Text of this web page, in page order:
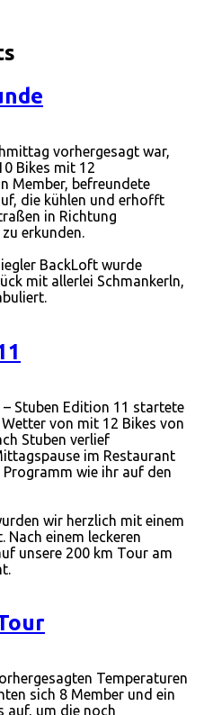
vorhergesagt war,
Bikes mit 12
Member, befreundete
die kühlen und erhofft
in Richtung
erkunden.
BackLoft wurde
mit allerlei Schmankerln,
Stuben Edition 11 startete
von mit 12 Bikes von
Stuben verlief
im Restaurant
wie ihr auf den
wir herzlich mit einem
einem leckeren
unsere 200 km Tour am
Temperaturen
sich 8 Member und ein
auf, um die noch